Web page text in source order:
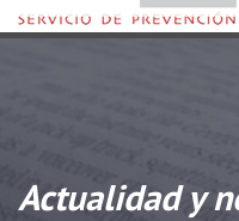
Actualidad y